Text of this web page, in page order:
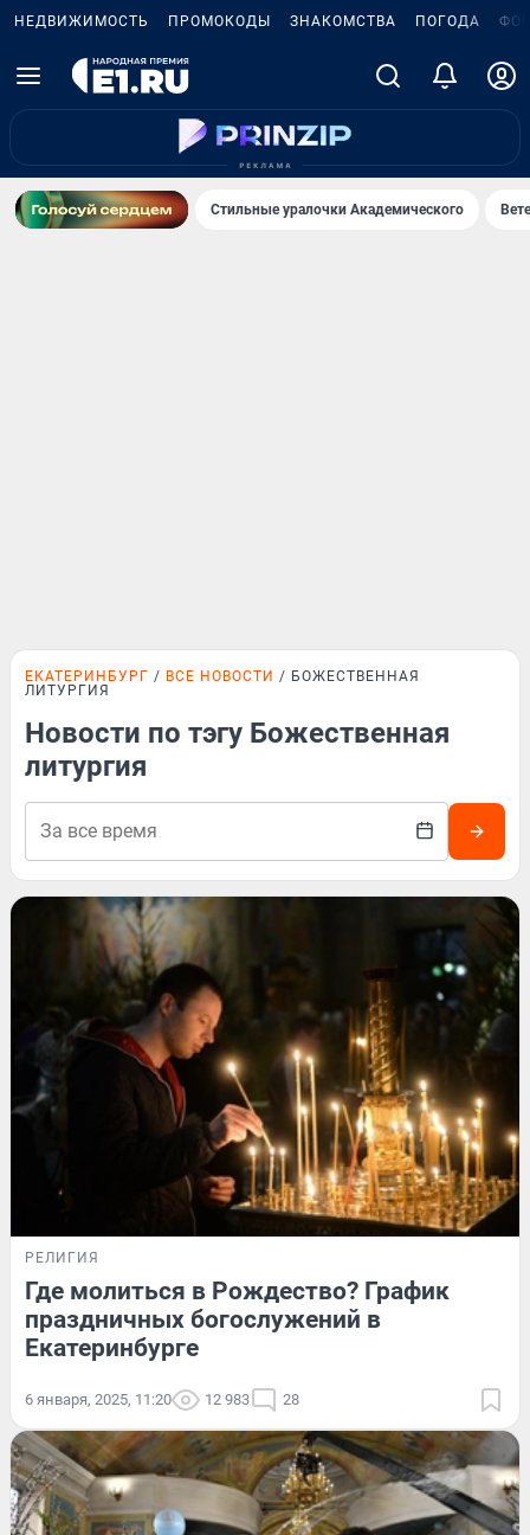
НЕДВИЖИМОСТЬ ПРОМОКОДЫ ЗНАКОМСТВА ПОГОДА
Стильные уралочки Академического
ЕКАТЕРИНБУРГ ВСЕ НОВОСТИ
БОЖЕСТВЕННАЯ
ЛИТУРГИЯ
Новости по тэгу Божественная
литургия
РЕЛИГИЯ
Где молиться в Рождество? График
праздничных богослужений в
Екатеринбурге
6 января, 2025, 11:20 12 983 28